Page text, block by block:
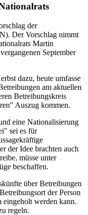
der
Der Vorschlag nimmt
Martin
September
dazu, heute umfasse
am aktuellen
Betreibungskreis
Auszug kommen.
eine Nationalisierung
sei es für
der Idee brachten auch
müsse unter
beschaffen.
über Betreibungen
der Person
eingeholt werden kann.
regeln.